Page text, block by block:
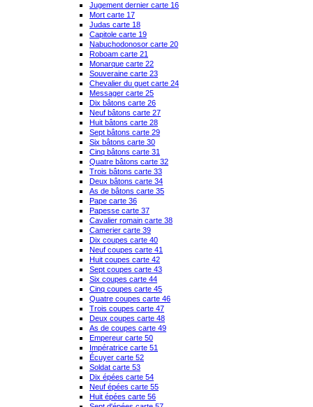
Jugement dernier carte 16
Mort carte 17
Judas carte 18
Capitole carte 19
Nabuchodonosor carte 20
Roboam carte 21
Monarque carte 22
Souveraine carte 23
Chevalier du guet carte 24
Messager carte 25
Dix bâtons carte 26
Neuf bâtons carte 27
Huit bâtons carte 28
Sept bâtons carte 29
Six bâtons carte 30
Cinq bâtons carte 31
Quatre bâtons carte 32
Trois bâtons carte 33
Deux bâtons carte 34
As de bâtons carte 35
Pape carte 36
Papesse carte 37
Cavalier romain carte 38
Camerier carte 39
Dix coupes carte 40
Neuf coupes carte 41
Huit coupes carte 42
Sept coupes carte 43
Six coupes carte 44
Cinq coupes carte 45
Quatre coupes carte 46
Trois coupes carte 47
Deux coupes carte 48
As de coupes carte 49
Empereur carte 50
Impératrice carte 51
Écuyer carte 52
Soldat carte 53
Dix épées carte 54
Neuf épées carte 55
Huit épées carte 56